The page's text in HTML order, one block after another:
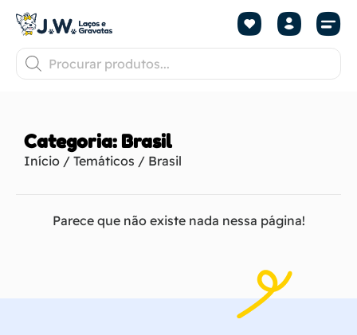
Categoria: Brasil
Início / Temáticos / Brasil
Parece que não existe nada nessa página!